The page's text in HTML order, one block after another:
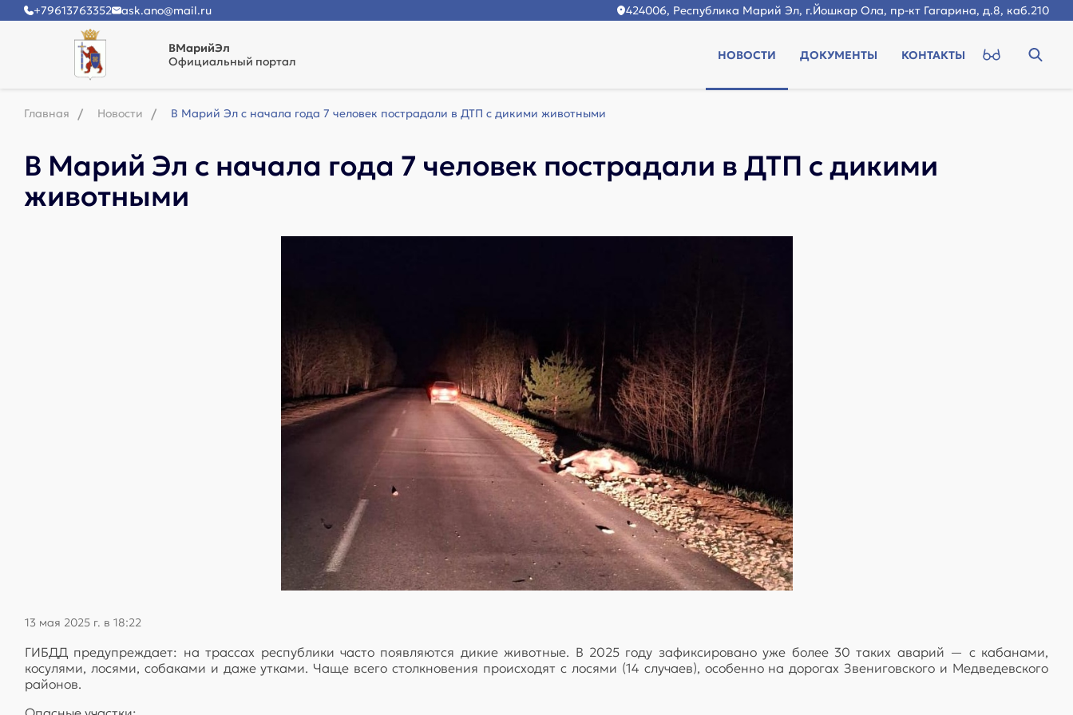
+79613763352 ask.ano@mail.ru 424006, Республика Марий Эл, г.Йошкар Ола, пр-кт Гагарина, д.8, каб.210
ВМарийЭл
Официальный портал
НОВОСТИ ДОКУМЕНТЫ КОНТАКТЫ
Главная Новости В Марий Эл с начала года 7 человек пострадали в ДТП с дикими животными
В Марий Эл с начала года 7 человек пострадали в ДТП с дикими
животными
13 мая 2025 г. в 18:22
ГИБДД предупреждает: на трассах республики часто появляются дикие животные. В 2025 году зафиксировано уже более 30 таких аварий — с кабанами,
косулями, лосями, собаками и даже утками. Чаще всего столкновения происходят с лосями (14 случаев), особенно на дорогах Звениговского и Медведевского
районов.